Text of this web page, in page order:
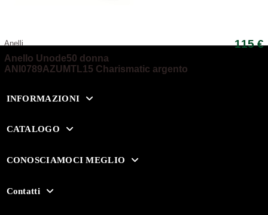
Anelli 115 €
Anello Unode50 donna
ANI0789AZUMTL15 Charismatic argento
INFORMAZIONI
CATALOGO
CONOSCIAMOCI MEGLIO
Contatti